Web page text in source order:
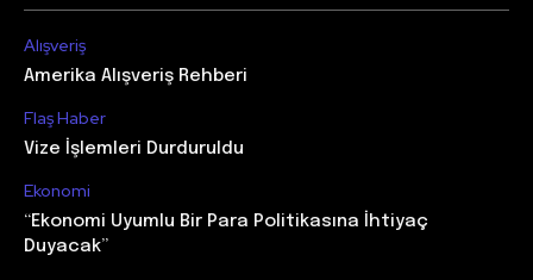
Alışveriş
Amerika Alışveriş Rehberi
Flaş Haber
Vize İşlemleri Durduruldu
Ekonomi
“Ekonomi Uyumlu Bir Para Politikasına İhtiyaç
Duyacak”